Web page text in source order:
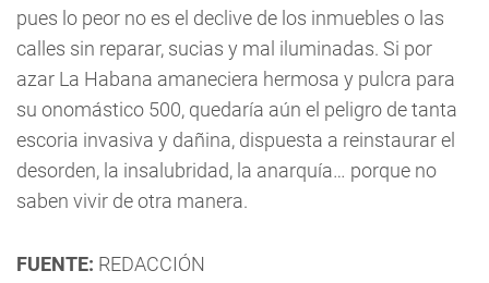
pues lo peor no es el declive de los inmuebles o las
calles sin reparar, sucias y mal iluminadas. Si por
azar La Habana amaneciera hermosa y pulcra para
su onomástico 500, quedaría aún el peligro de tanta
escoria invasiva y dañina, dispuesta a reinstaurar el
desorden, la insalubridad, la anarquía… porque no
saben vivir de otra manera.
FUENTE: REDACCIÓN